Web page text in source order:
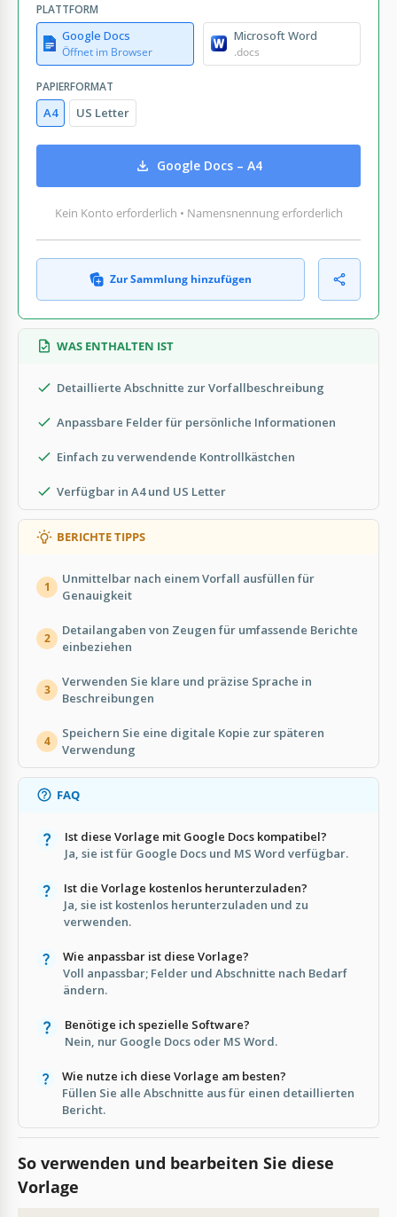
PLATTFORM
Google Docs
Öffnet im Browser
Microsoft Word
.docs
PAPIERFORMAT
A4 US Letter
Google Docs – A4
Kein Konto erforderlich • Namensnennung erforderlich
Zur Sammlung hinzufügen
WAS ENTHALTEN IST
Detaillierte Abschnitte zur Vorfallbeschreibung
Anpassbare Felder für persönliche Informationen
Einfach zu verwendende Kontrollkästchen
Verfügbar in A4 und US Letter
BERICHTE TIPPS
1
Unmittelbar nach einem Vorfall ausfüllen für
Genauigkeit
2
Detailangaben von Zeugen für umfassende Berichte
einbeziehen
3
Verwenden Sie klare und präzise Sprache in
Beschreibungen
4
Speichern Sie eine digitale Kopie zur späteren
Verwendung
FAQ
Ist diese Vorlage mit Google Docs kompatibel?
Ja, sie ist für Google Docs und MS Word verfügbar.
Ist die Vorlage kostenlos herunterzuladen?
Ja, sie ist kostenlos herunterzuladen und zu
verwenden.
Wie anpassbar ist diese Vorlage?
Voll anpassbar; Felder und Abschnitte nach Bedarf
ändern.
Benötige ich spezielle Software?
Nein, nur Google Docs oder MS Word.
Wie nutze ich diese Vorlage am besten?
Füllen Sie alle Abschnitte aus für einen detaillierten
Bericht.
So verwenden und bearbeiten Sie diese
Vorlage